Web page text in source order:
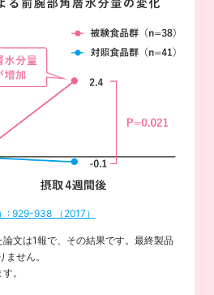
: 929-938 （2017）
文は1報で、その結果です。最終製品
せん。
。